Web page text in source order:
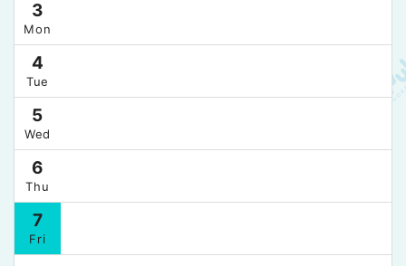
3
Mon
4
Tue
5
Wed
6
Thu
7
Fri